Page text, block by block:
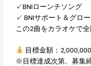
✓BNIローンチソング
✓ BNIサポート＆グロ
この2曲をカラオケで全
目標金額：
※目標達成次第、募集